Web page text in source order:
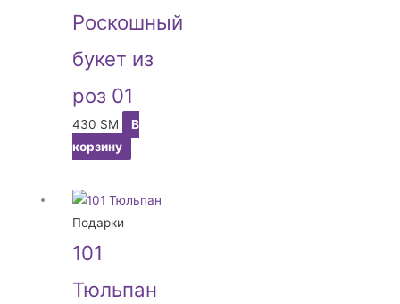
Роскошный
букет из
роз 01
430 ЅМ
В
корзину
Подарки
101
Тюльпан